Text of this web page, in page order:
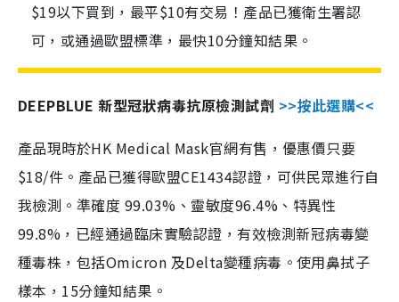
$19以下買到，最平$10有交易！產品已獲衛生署認
可，或通過歐盟標準，最快10分鐘知結果。
DEEPBLUE 新型冠狀病毒抗原檢測試劑 >>按此選購<<
產品現時於HK Medical Mask官網有售，優惠價只要
$18/件。產品已獲得歐盟CE1434認證，可供民眾進行自
我檢測。準確度 99.03%、靈敏度96.4%、特異性
99.8%，已經通過臨床實驗認證，有效檢測新冠病毒變
種毒株，包括Omicron 及Delta變種病毒。使用鼻拭子
樣本，15分鐘知結果。